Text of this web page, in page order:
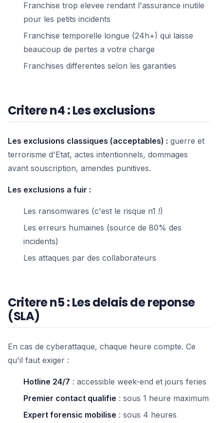
Franchise trop elevee rendant l'assurance inutile
pour les petits incidents
Franchise temporelle longue (24h+) qui laisse
beaucoup de pertes a votre charge
Franchises differentes selon les garanties
Critere n4 : Les exclusions
Les exclusions classiques (acceptables) : guerre et
terrorisme d'Etat, actes intentionnels, dommages
avant souscription, amendes punitives.
Les exclusions a fuir :
Les ransomwares (c'est le risque n1 !)
Les erreurs humaines (source de 80% des
incidents)
Les attaques par des collaborateurs
Critere n5 : Les delais de reponse
(SLA)
En cas de cyberattaque, chaque heure compte. Ce
qu'il faut exiger :
Hotline 24/7 : accessible week-end et jours feries
Premier contact qualifie : sous 1 heure maximum
Expert forensic mobilise : sous 4 heures